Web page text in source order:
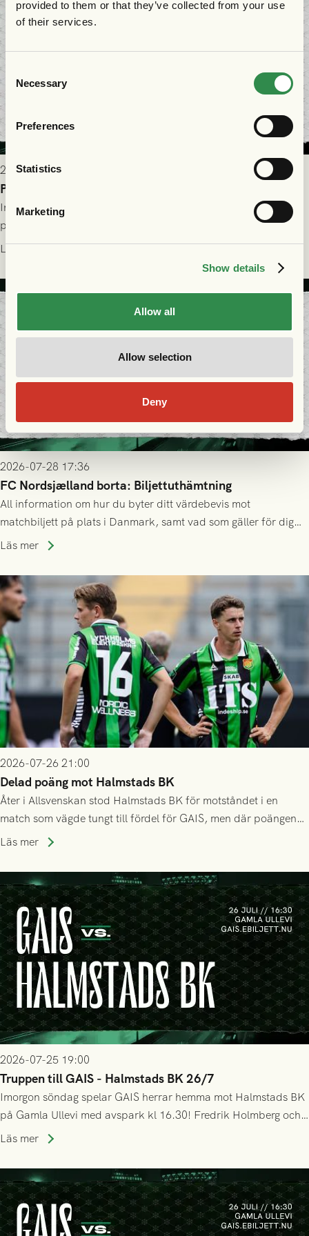
provided to them or that they’ve collected from your use
of their services.
Selection
Necessary
Preferences
Statistics
Marketing
Show details
Allow all
Allow selection
Deny
2026-07-29 9:15
Publikinformation: FC Nordsjælland - GAIS 30/7
Information för dig som ska se FC Nordsjælland - GAIS på
plats på Right to Dream Park torsdagen den 30/7 kl. 19.00.
Läs mer
2026-07-28 17:36
FC Nordsjælland borta: Biljettuthämtning
All information om hur du byter ditt värdebevis mot
matchbiljett på plats i Danmark, samt vad som gäller för dig
som står på reservlista eller fått förhinder.
Läs mer
2026-07-26 21:00
Delad poäng mot Halmstads BK
Åter i Allsvenskan stod Halmstads BK för motståndet i en
match som vägde tungt till fördel för GAIS, men där poängen
delades efter dramatik på tilläggstid.
Läs mer
2026-07-25 19:00
Truppen till GAIS - Halmstads BK 26/7
Imorgon söndag spelar GAIS herrar hemma mot Halmstads BK
på Gamla Ullevi med avspark kl 16.30! Fredrik Holmberg och
ledarstaben har tagit ut följande trupp till matchen:
Läs mer